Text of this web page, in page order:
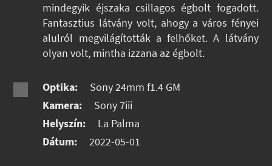
mindegyik éjszaka csillagos égbolt fogadott.
Fantasztius látvány volt, ahogy a város fényei
alulról megvilágították a felhőket. A látvány
olyan volt, mintha izzana az égbolt.
Optika:
Sony 24mm f1.4 GM
Kamera:
Sony 7iii
Helyszín:
La Palma
Dátum:
2022-05-01